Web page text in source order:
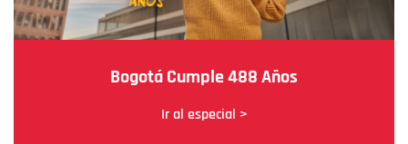
Bogotá Cumple 488 Años
Ir al especial >